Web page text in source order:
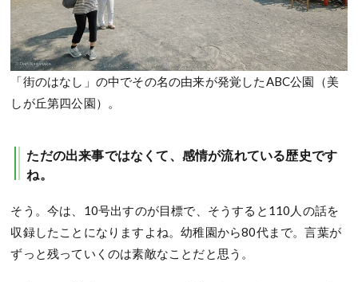
「街のはなし」の中でその名の由来が発覚したABC公園（美
しが丘第四公園）。
ただの出来事ではなくて、感情が流れている歴史です
ね。
そう。今は、10号出すのが目標で、そうすると110人の話を
収録したことになりますよね。幼稚園から80代まで。言葉が
ずっと残っていくのは素敵なことだと思う。